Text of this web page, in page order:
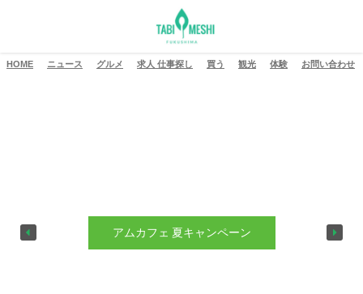
HOME ニュース グルメ 求人 仕事探し 買う 観光 体験 お問い合わせ
アムカフェ 夏キャンペーン
ご注文はこちら